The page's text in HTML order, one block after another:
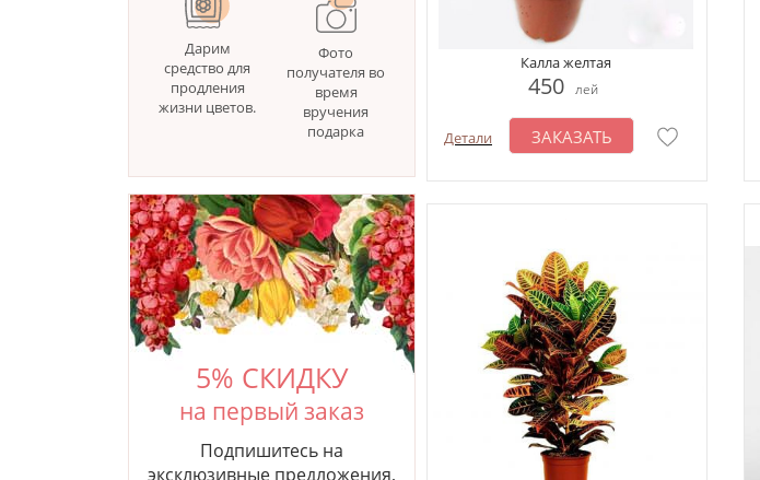
Дарим
средство для
продления
жизни цветов.
Фото
получателя во
время
вручения
подарка
5% СКИДКУ
на первый заказ
Подпишитесь на
эксклюзивные предложения,
Калла желтая
450 лей
Детали ЗАКАЗАТЬ